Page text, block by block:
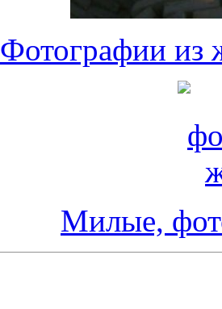
Фотографии из
Милые,